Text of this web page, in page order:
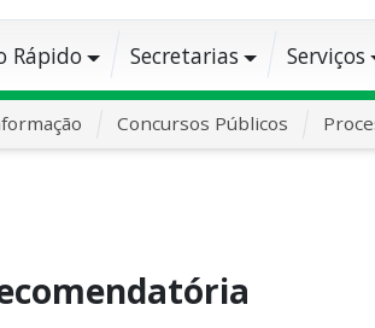
Rápido Secretarias Serviços
Concursos Públicos